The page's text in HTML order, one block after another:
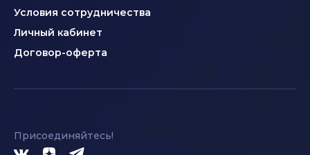
Условия сотрудничества
Личный кабинет
Договор-оферта
Присоединяйтесь!